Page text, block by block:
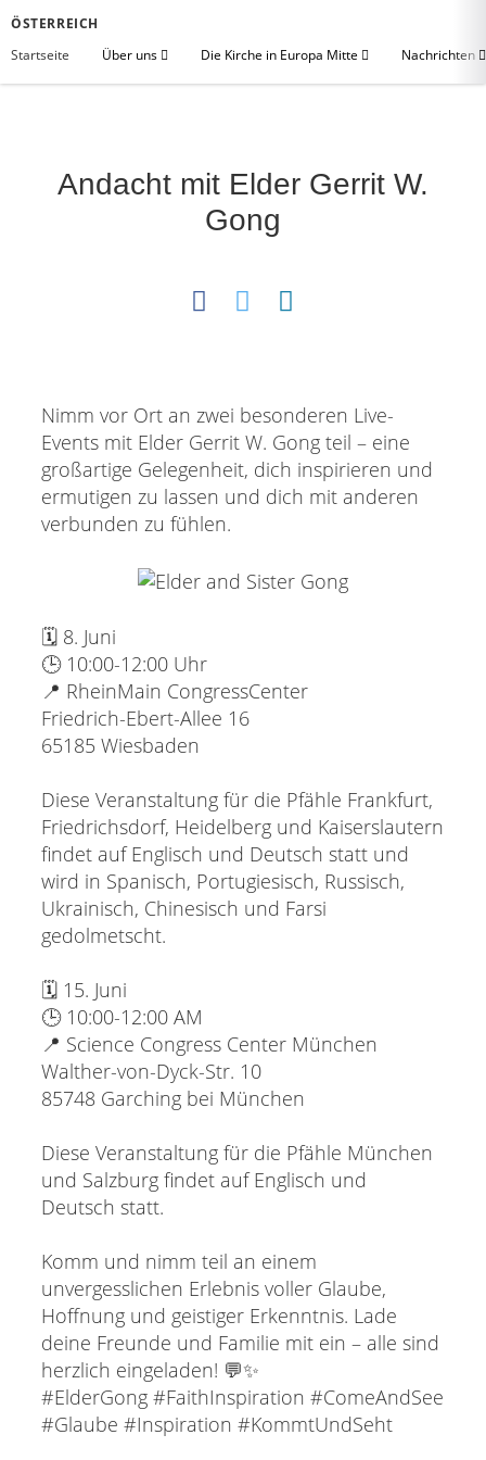
ÖSTERREICH
Startseite
Über uns Die Kirche in Europa Mitte Nachrichten
Andacht mit Elder Gerrit W.
Gong
Nimm vor Ort an zwei besonderen Live-
Events mit Elder Gerrit W. Gong teil – eine
großartige Gelegenheit, dich inspirieren und
ermutigen zu lassen und dich mit anderen
verbunden zu fühlen.
🗓 8. Juni
🕒 10:00-12:00 Uhr
📍 RheinMain CongressCenter
Friedrich-Ebert-Allee 16
65185 Wiesbaden
Diese Veranstaltung für die Pfähle Frankfurt,
Friedrichsdorf, Heidelberg und Kaiserslautern
findet auf Englisch und Deutsch statt und
wird in Spanisch, Portugiesisch, Russisch,
Ukrainisch, Chinesisch und Farsi
gedolmetscht.
🗓 15. Juni
🕒 10:00-12:00 AM
📍 Science Congress Center München
Walther-von-Dyck-Str. 10
85748 Garching bei München
Diese Veranstaltung für die Pfähle München
und Salzburg findet auf Englisch und
Deutsch statt.
Komm und nimm teil an einem
unvergesslichen Erlebnis voller Glaube,
Hoffnung und geistiger Erkenntnis. Lade
deine Freunde und Familie mit ein – alle sind
herzlich eingeladen! 💬✨
#ElderGong #FaithInspiration #ComeAndSee
#Glaube #Inspiration #KommtUndSeht